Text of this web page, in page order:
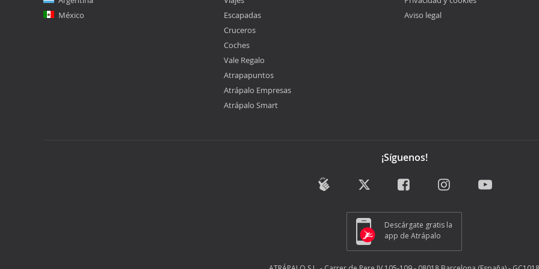
México
Escapadas
Cruceros
Coches
Vale Regalo
Atrapapuntos
Atrápalo Empresas
Atrápalo Smart
Aviso legal
¡Síguenos!
Descárgate gratis la
app de Atrápalo